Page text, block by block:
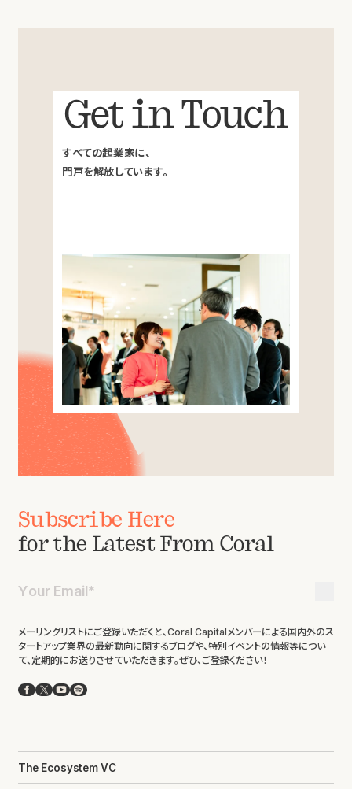
Get in Touch
すべての起業家に、
門戸を解放しています。
Subscribe Here
for the Latest From Coral
メーリングリストにご登録いただくと、Coral Capitalメンバーによる国内外のス
タートアップ業界の最新動向に関するブログや、特別イベントの情報等につい
て、定期的にお送りさせていただきます。ぜひ、ご登録ください！
Facebook
X YouTube
Spotify
The Ecosystem VC